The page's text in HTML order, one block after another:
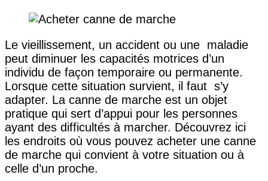
Le vieillissement, un accident ou une maladie
peut diminuer les capacités motrices d’un
individu de façon temporaire ou permanente.
Lorsque cette situation survient, il faut s’y
adapter. La canne de marche est un objet
pratique qui sert d’appui pour les personnes
ayant des difficultés à marcher. Découvrez ici
les endroits où vous pouvez acheter une canne
de marche qui convient à votre situation ou à
celle d’un proche.